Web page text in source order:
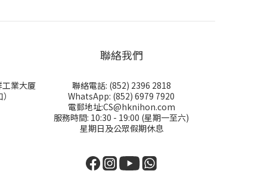
業大厦
聯絡我們
聯絡電話: (852) 2396 2818
WhatsApp: (852) 6979 7920
電郵地址:CS@hknihon.com
服務時間: 10:30 - 19:00 (星期一至六)
星期日及公眾假期休息